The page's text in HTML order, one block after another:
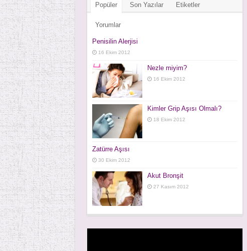
Popüler Son Yazılar Etiketler
Yorumlar
Penisilin Alerjisi
16 Ekim 2012
Nezle miyim?
16 Ekim 2012
Kimler Grip Aşısı Olmalı?
18 Ekim 2012
Zatürre Aşısı
30 Ekim 2012
Akut Bronşit
27 Kasım 2012